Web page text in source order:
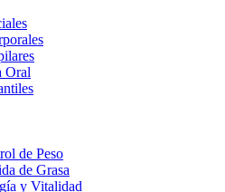
Oral
de Peso
de Grasa
y Vitalidad